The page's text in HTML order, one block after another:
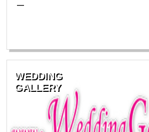
—
WEDDING
GALLERY